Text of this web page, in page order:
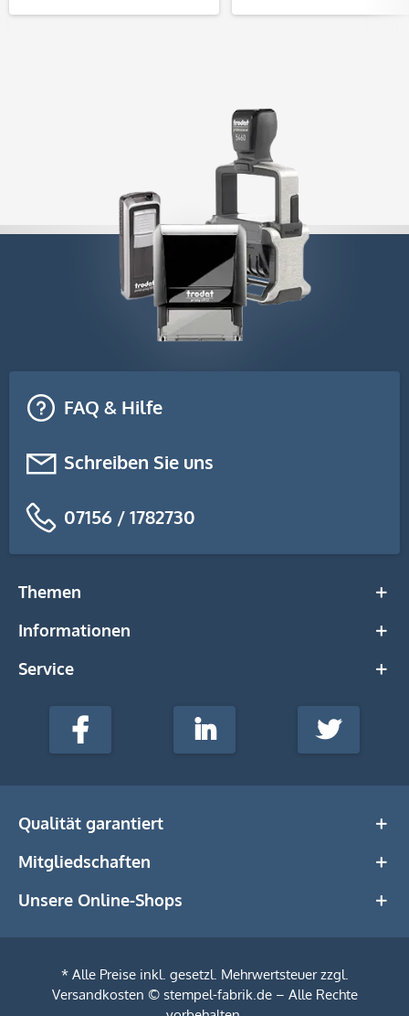
FAQ & Hilfe
Schreiben Sie uns
07156 / 1782730
Themen
Informationen
Service
stempel-
Media
Facebook LinkedIn Twitter
Qualität garantiert
Mitgliedschaften
Unsere Online-Shops
* Alle Preise inkl. gesetzl. Mehrwertsteuer zzgl.
Versandkosten © stempel-fabrik.de – Alle Rechte